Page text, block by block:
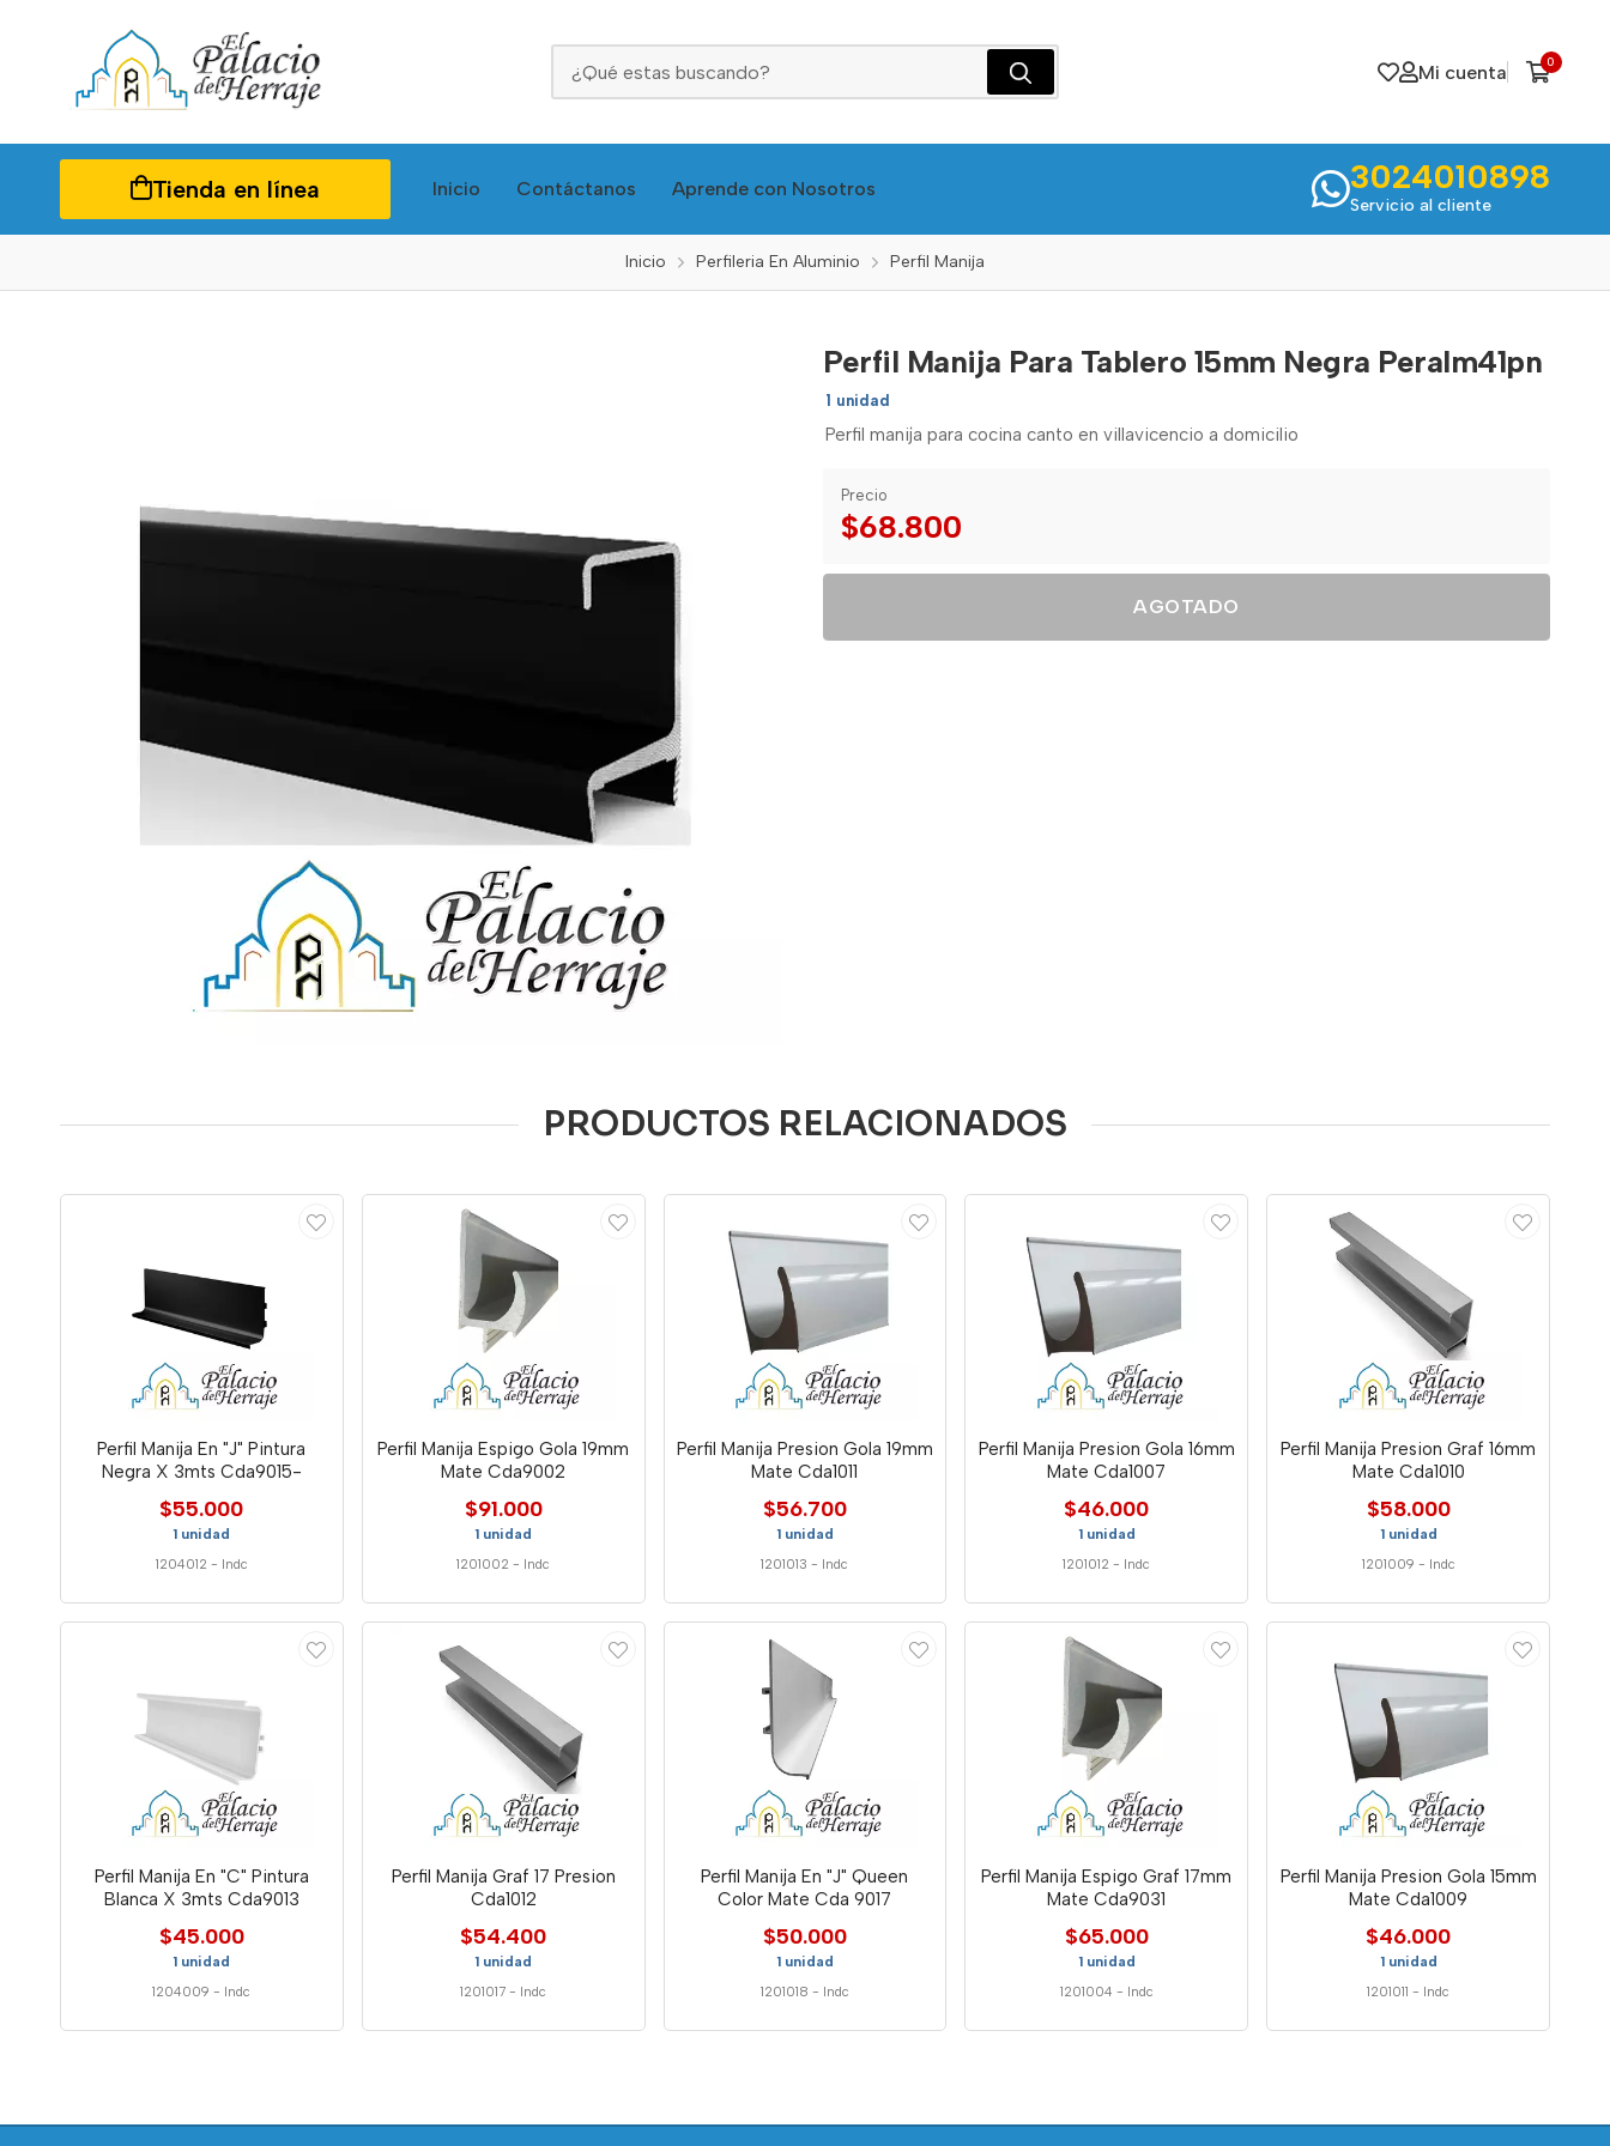
Mi cuenta 0
Tienda en línea Inicio Contáctanos Aprende con Nosotros 3024010898
Servicio al cliente
Inicio Perfileria En Aluminio Perfil Manija
Perfil Manija Para Tablero 15mm Negra Peralm41pn
1 unidad
Perfil manija para cocina canto en villavicencio a domicilio
Precio
$68.800
AGOTADO
PRODUCTOS RELACIONADOS
Perfil Manija En "J" Pintura
Negra X 3mts Cda9015-
$55.000
1 unidad
1204012 - Indc
Perfil Manija Espigo Gola 19mm
Mate Cda9002
$91.000
1 unidad
1201002 - Indc
Perfil Manija Presion Gola 19mm
Mate Cda1011
$56.700
1 unidad
1201013 - Indc
Perfil Manija Presion Gola 16mm
Mate Cda1007
$46.000
1 unidad
1201012 - Indc
Perfil Manija Presion Graf 16mm
Mate Cda1010
$58.000
1 unidad
1201009 - Indc
Perfil Manija En "C" Pintura
Blanca X 3mts Cda9013
$45.000
1 unidad
1204009 - Indc
Perfil Manija Graf 17 Presion
Cda1012
$54.400
1 unidad
1201017 - Indc
Perfil Manija En "J" Queen
Color Mate Cda 9017
$50.000
1 unidad
1201018 - Indc
Perfil Manija Espigo Graf 17mm
Mate Cda9031
$65.000
1 unidad
1201004 - Indc
Perfil Manija Presion Gola 15mm
Mate Cda1009
$46.000
1 unidad
1201011 - Indc